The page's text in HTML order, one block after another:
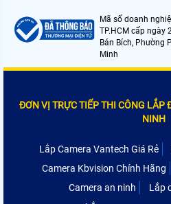
Mã số doanh
TP.HCM cấp ngày
Bán Bích, Phường
Minh
ĐƠN VỊ TRỰC TIẾP THI CÔNG LẮP
NINH
Lắp Camera Vantech Giá Rẻ
Camera Kbvision Chính Hãng
Camera an ninh
Lắp